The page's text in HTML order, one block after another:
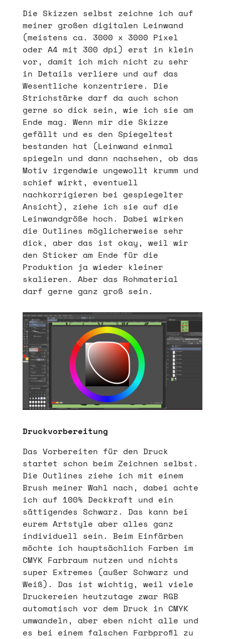
Die Skizzen selbst zeichne ich auf
meiner großen digitalen Leinwand
(meistens ca. 3000 x 3000 Pixel
oder A4 mit 300 dpi) erst in klein
vor, damit ich mich nicht zu sehr
in Details verliere und auf das
Wesentliche konzentriere. Die
Strichstärke darf da auch schon
gerne so dick sein, wie ich sie am
Ende mag. Wenn mir die Skizze
gefällt und es den Spiegeltest
bestanden hat (Leinwand einmal
spiegeln und dann nachsehen, ob das
Motiv irgendwie ungewollt krumm und
schief wirkt, eventuell
nachkorrigieren bei gespiegelter
Ansicht), ziehe ich sie auf die
Leinwandgröße hoch. Dabei wirken
die Outlines möglicherweise sehr
dick, aber das ist okay, weil wir
den Sticker am Ende für die
Produktion ja wieder kleiner
skalieren. Aber das Rohmaterial
darf gerne ganz groß sein.
Druckvorbereitung
Das Vorbereiten für den Druck
startet schon beim Zeichnen selbst.
Die Outlines ziehe ich mit einem
Brush meiner Wahl nach, dabei achte
ich auf 100% Deckkraft und ein
sättigendes Schwarz. Das kann bei
eurem Artstyle aber alles ganz
individuell sein. Beim Einfärben
möchte ich hauptsächlich Farben im
CMYK Farbraum nutzen und nichts
super Extremes (außer Schwarz und
Weiß). Das ist wichtig, weil viele
Druckereien heutzutage zwar RGB
automatisch vor dem Druck in CMYK
umwandeln, aber eben nicht alle und
es bei einem falschen Farbprofil zu